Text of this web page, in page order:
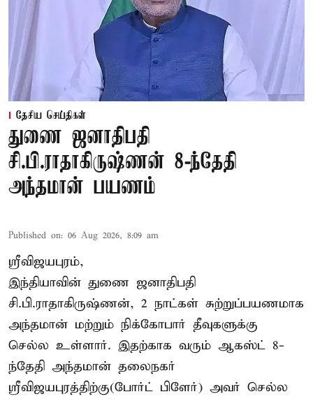
தேசிய செய்திகள்
துணை ஜனாதிபதி
சி.பி.ராதாகிருஷ்ணன் 8-ந்தேதி
அந்தமான் பயணம்
Published on: 06 Aug 2026, 8:09 am
ஸ்ரீவிஜயபுரம்,
இந்தியாவின் துணை ஜனாதிபதி
சி.பி.ராதாகிருஷ்ணன், 2 நாட்கள் சுற்றுப்பயணமாக
அந்தமான் மற்றும் நிக்கோபார் தீவுகளுக்கு
செல்ல உள்ளார். இதற்காக வரும் ஆகஸ்ட் 8-
ந்தேதி அந்தமான் தலைநகர்
ஸ்ரீவிஜயபுரத்திற்கு(போர்ட் பிளேர்) அவர் செல்ல